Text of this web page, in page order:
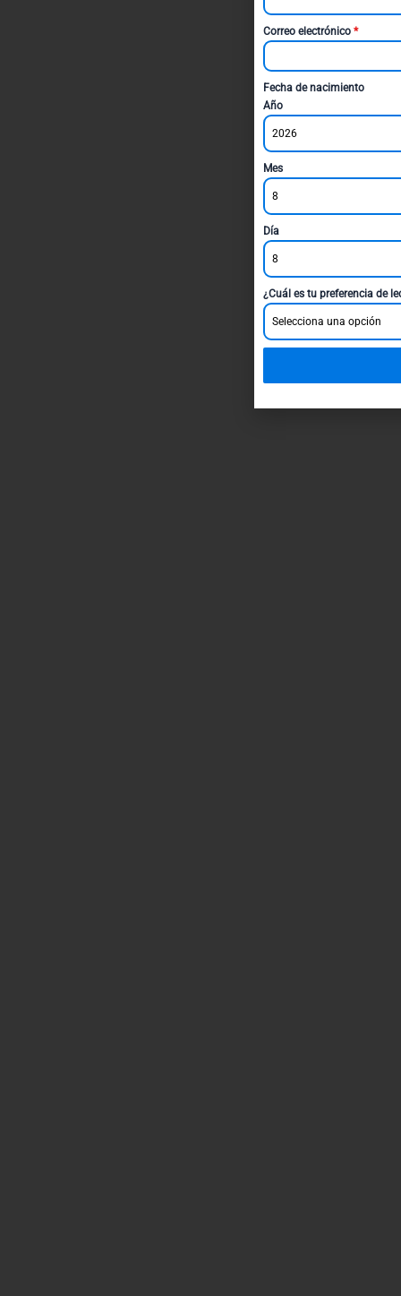
Correo electrónico *
Fecha de nacimiento
Año
2026
Mes
8
Día
8
¿Cuál es tu preferencia de
Selecciona una opción